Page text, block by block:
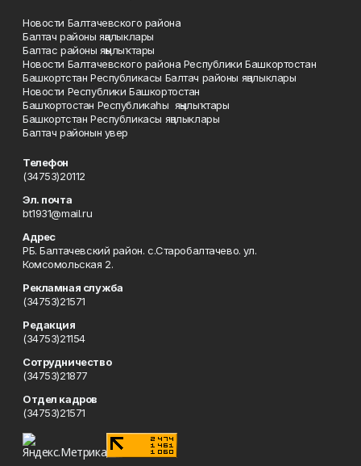
Новости Балтачевского района
Балтач районы яңалыклары
Балтас районы яңылыҡтары
Новости Балтачевского района Республики Башкортостан
Башкортстан Республикасы Балтач районы яңалыклары
Новости Республики Башкортостан
Башҡортостан Республикаһы яңылыҡтары
Башкортстан Республикасы яңалыклары
Балтач районын увер
Телефон
(34753)20112
Эл. почта
bt1931@mail.ru
Адрес
РБ. Балтачевский район. с.Старобалтачево. ул.
Комсомольская 2.
Рекламная служба
(34753)21571
Редакция
(34753)21154
Сотрудничество
(34753)21877
Отдел кадров
(34753)21571